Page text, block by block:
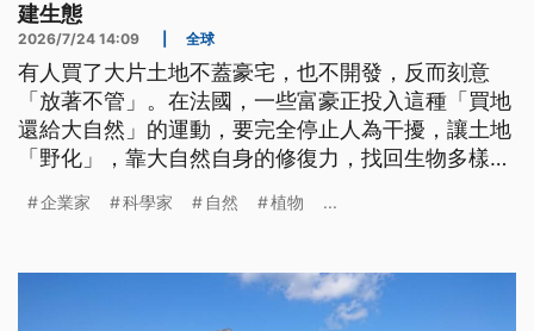
建生態
2026/7/24 14:09 全球
有人買了大片土地不蓋豪宅，也不開發，反而刻意
「放著不管」。在法國，一些富豪正投入這種「買地
還給大自然」的運動，要完全停止人為干擾，讓土地
「野化」，靠大自然自身的修復力，找回生物多樣
成的後果。
企業家 科學家 自然 植物 ...